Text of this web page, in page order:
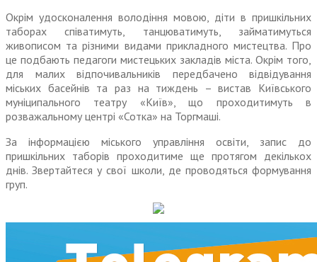
Окрім удосконалення володіння мовою, діти в пришкільних
таборах співатимуть, танцюватимуть, займатимуться
живописом та різними видами прикладного мистецтва. Про
це подбають педагоги мистецьких закладів міста. Окрім того,
для малих відпочивальників передбачено відвідування
міських басейнів та раз на тиждень – вистав Київського
муніципального театру «Київ», що проходитимуть в
розважальному центрі «Сотка» на Торгмаші.
За інформацією міського управління освіти, запис до
пришкільних таборів проходитиме ще протягом декількох
днів. Звертайтеся у свої школи, де проводяться формування
груп.